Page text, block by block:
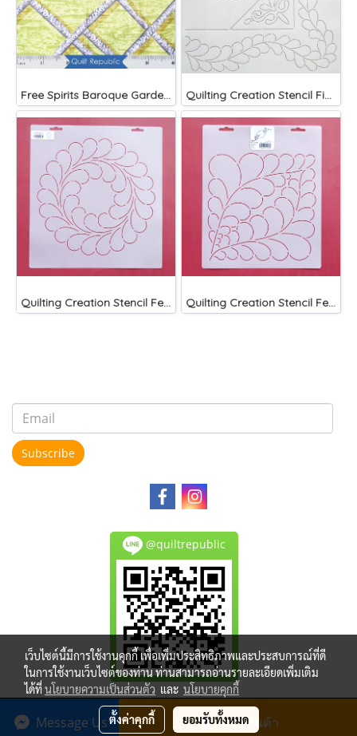
สั่งซื้อสินค้า
Message Us
Free Spirits Baroque Garden Trellis Mesa Quilting Creation Stencil Fine Feathers Designs Stencil
Quilting Creation Stencil Feather Circle 11 1/2" Quilting Creation Stencil Feather Block 9"
Subscribe
@quiltrepublic
Copy right by makewebeasy.com
เว็บไซต์นี้มีการใช้งานคุกกี้ เพื่อเพิ่มประสิทธิภาพและประสบการณ์ที่ดี
ในการใช้งานเว็บไซต์ของท่าน ท่านสามารถอ่านรายละเอียดเพิ่มเติม
ได้ที่นโยบายความเป็นส่วนตัว และ นโยบายคุกกี้
ตั้งค่าคุกกี้ ยอมรับทั้งหมด